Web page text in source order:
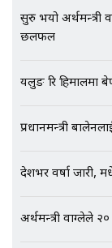
सुरु भयो अर्थमन्त्री
छलफल
यलुङ रि हिमालमा
प्रधानमन्त्री
देशभर वर्षा जारी,
अर्थमन्त्री वाग्लेले